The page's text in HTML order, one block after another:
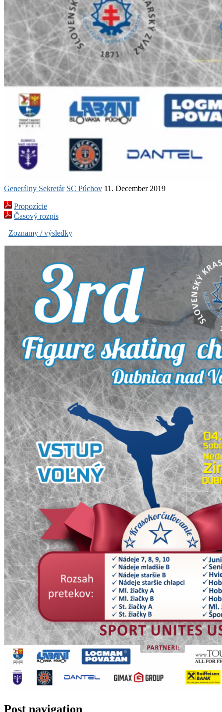
Generálny Sekretár SC Púchov 11. December 2019
Propozície
Časový rozpis
Zoznamy / výsledky
Post navigation